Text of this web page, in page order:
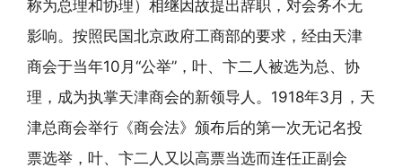
称为总理和协理）相继因故提出辞职，对会务不无
影响。按照民国北京政府工商部的要求，经由天津
商会于当年10月“公举”，叶、卞二人被选为总、协
理，成为执掌天津商会的新领导人。1918年3月，天
津总商会举行《商会法》颁布后的第一次无记名投
票选举，叶、卞二人又以高票当选而连任正副会